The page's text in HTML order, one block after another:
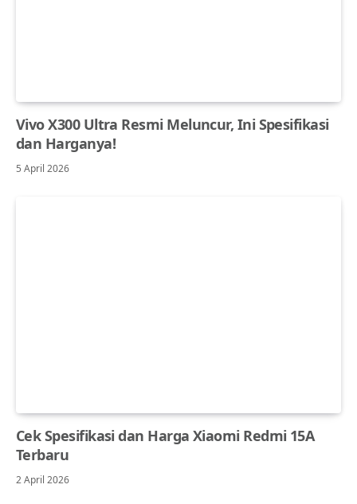
Vivo X300 Ultra Resmi Meluncur, Ini Spesifikasi
dan Harganya!
5 April 2026
Cek Spesifikasi dan Harga Xiaomi Redmi 15A
Terbaru
2 April 2026